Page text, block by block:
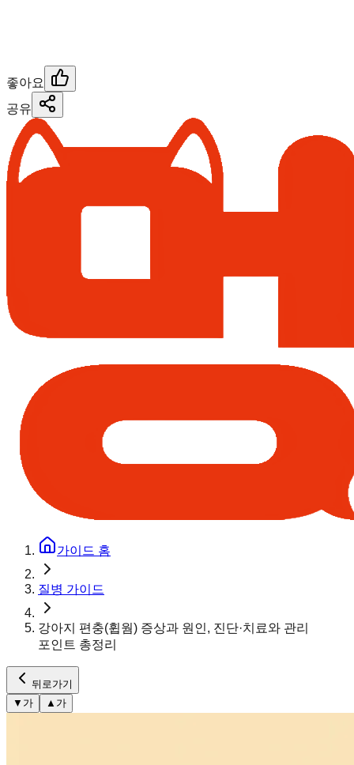
좋아요
공유
가이드 홈
질병 가이드
강아지 편충(휩웜) 증상과 원인, 진단·치료와 관리
포인트 총정리
뒤로가기
▼ 가 ▲ 가